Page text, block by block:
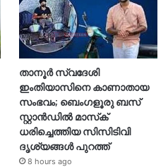
താനൂർ സ്വദേശി
ഇംതിയാസിനെ കാണാതായ
സംഭവം; ബെംഗളൂരു ബസ്
സ്റ്റാൻഡിൽ മാസ്‌ക്
ധരിച്ചെത്തിയ സിസിടിവി
ദൃശ്യങ്ങൾ പുറത്ത്
8 hours ago